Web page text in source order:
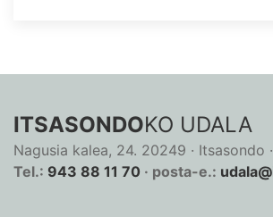
ITSASONDOKO UDALA
Nagusia kalea, 24. 20249 · Itsasondo
Tel.: 943 88 11 70 · posta-e.: